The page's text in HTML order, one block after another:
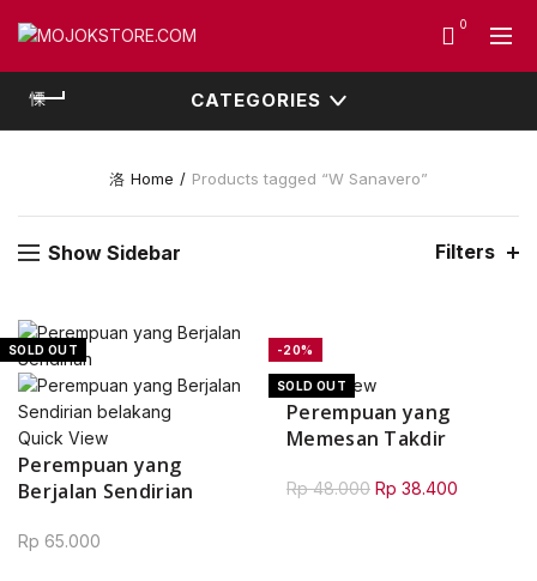
0
CATEGORIES
Home Products tagged “W Sanavero”
Show Sidebar Filters
SOLD OUT
Quick View
Perempuan yang
Berjalan Sendirian
Rp 65.000
-20%
SOLD OUT
Quick View
Perempuan yang
Memesan Takdir
Rp48.000 Original
Rp 38.400